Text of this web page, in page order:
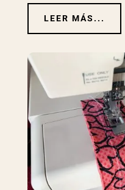
LEER MÁS...